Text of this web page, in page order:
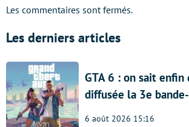
Les commentaires sont fermés.
Les derniers articles
GTA 6 : on sait enfin
diffusée la 3e
6 août 2026 15:16